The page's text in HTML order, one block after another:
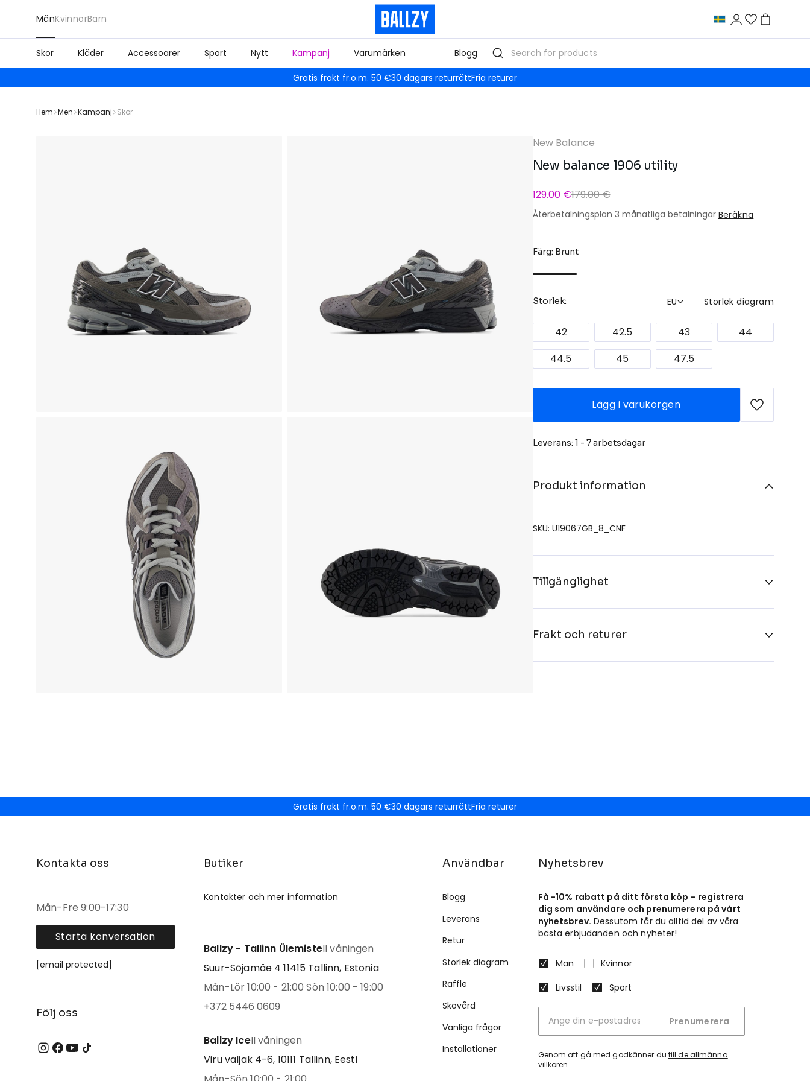
MänKvinnorBarn
Skor Kläder Accessoarer Sport Nytt Kampanj Varumärken Blogg
Gratis frakt fr.o.m. 50 €30 dagars returrättFria returer
Hem Men Kampanj Skor
New Balance
New balance 1906 utility
129.00 €179.00 €
Återbetalningsplan 3 månatliga betalningar Beräkna
Färg: Brunt
Storlek: EU Storlek diagram
42 42.5 43
44
44.5
45 47.5
Lägg i varukorgen
Leverans: 1 - 7 arbetsdagar
Produkt information
SKU: U19067GB_8_CNF
Tillgänglighet
Frakt och returer
Gratis frakt fr.o.m. 50 €30 dagars returrättFria returer
Kontakta oss
Mån-Fre 9:00-17:30
Starta konversation
[email protected]
Följ oss
Butiker
Kontakter och mer information
Ballzy - Tallinn ÜlemisteII våningen
Suur-Sõjamäe 4 11415 Tallinn, Estonia
Mån-Lör 10:00 - 21:00 Sön 10:00 - 19:00
+372 5446 0609
Ballzy IceII våningen
Viru väljak 4-6, 10111 Tallinn, Eesti
Användbar
Blogg
Leverans
Retur
Storlek diagram
Raffle
Skovård
Vanliga frågor
Installationer
Nyhetsbrev
Få -10% rabatt på ditt första köp – registrera
dig som användare och prenumerera på vårt
nyhetsbrev. Dessutom får du alltid del av våra
bästa erbjudanden och nyheter!
Män
Kvinnor
Livsstil
Sport
Prenumerera
Genom att gå med godkänner du till de allmänna
villkoren..